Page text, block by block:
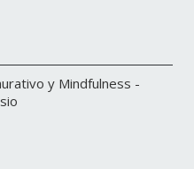
y Mindfulness -